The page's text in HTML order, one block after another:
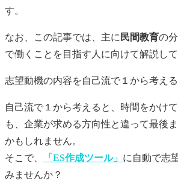
す。
なお、この記事では、主に 民間教育の分
で働くことを目指す人に向けて解説して
志望動機の内容を自己流で１から考え
自己流で１から考えると、時間をかけ
も、企業が求める方向性と違って最後
かもしれません。
そこで、
「ES作成ツール」 に自動で志
みませんか？